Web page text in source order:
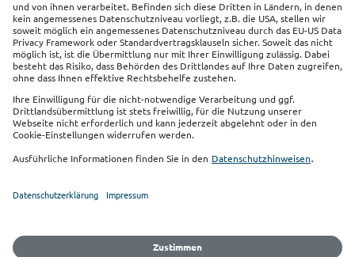
Impressum Datenschutz
Sitemap
Cookie Einstellungen
Barrierefreiheit
Vertrag widerrufen
Sie finden uns auch auf